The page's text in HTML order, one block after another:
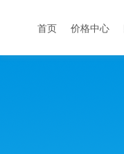
首页 价格中心